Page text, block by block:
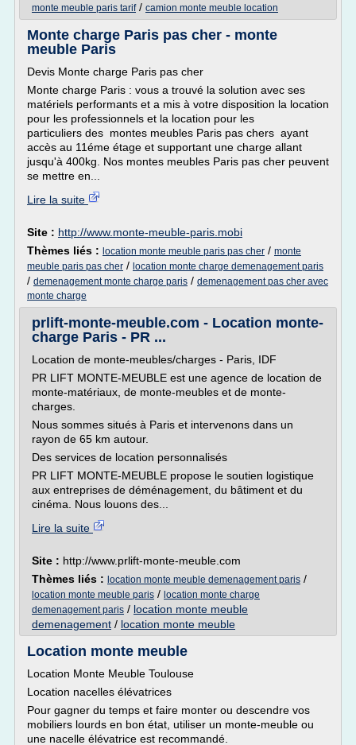
monte meuble paris tarif/ camion monte meuble location
Monte charge Paris pas cher - monte
meuble Paris
Devis Monte charge Paris pas cher
Monte charge Paris : vous a trouvé la solution avec ses
matériels performants et a mis à votre disposition la location
pour les professionnels et la location pour les
particuliers des montes meubles Paris pas chers ayant
accès au 11éme étage et supportant une charge allant
jusqu'à 400kg. Nos montes meubles Paris pas cher peuvent
se mettre en...
Lire la suite
Site : http://www.monte-meuble-paris.mobi
Thèmes liés : location monte meuble paris pas cher / monte
meuble paris pas cher / location monte charge demenagement paris
/ demenagement monte charge paris / demenagement pas cher avec
monte charge
prlift-monte-meuble.com - Location monte-
charge Paris - PR ...
Location de monte-meubles/charges - Paris, IDF
PR LIFT MONTE-MEUBLE est une agence de location de
monte-matériaux, de monte-meubles et de monte-
charges.
Nous sommes situés à Paris et intervenons dans un
rayon de 65 km autour.
Des services de location personnalisés
PR LIFT MONTE-MEUBLE propose le soutien logistique
aux entreprises de déménagement, du bâtiment et du
cinéma. Nous louons des...
Lire la suite
Site : http://www.prlift-monte-meuble.com
Thèmes liés : location monte meuble demenagement paris /
location monte meuble paris / location monte charge
demenagement paris / location monte meuble
demenagement / location monte meuble
Location monte meuble
Location Monte Meuble Toulouse
Location nacelles élévatrices
Pour gagner du temps et faire monter ou descendre vos
mobiliers lourds en bon état, utiliser un monte-meuble ou
une nacelle élévatrice est recommandé.